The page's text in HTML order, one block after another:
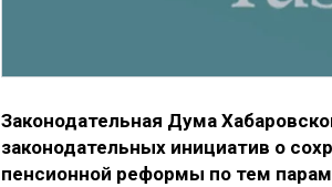
Законодательная Дума
законодательных инициатив о
пенсионной реформы по тем